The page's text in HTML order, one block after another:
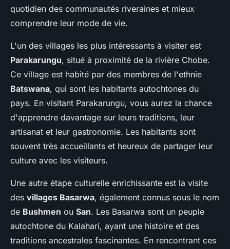
quotidien des communautés riveraines et mieux
comprendre leur mode de vie.
L'un des villages les plus intéressants à visiter est
Parakarungu, situé à proximité de la rivière Chobe.
Ce village est habité par des membres de l'ethnie
Batswana, qui sont les habitants autochtones du
pays. En visitant Parakarungu, vous aurez la chance
d'apprendre davantage sur leurs traditions, leur
artisanat et leur gastronomie. Les habitants sont
souvent très accueillants et heureux de partager leur
culture avec les visiteurs.
Une autre étape culturelle enrichissante est la visite
des villages Basarwa, également connus sous le nom
de Bushmen ou San. Les Basarwa sont un peuple
autochtone du Kalahari, ayant une histoire et des
traditions ancestrales fascinantes. En rencontrant ces